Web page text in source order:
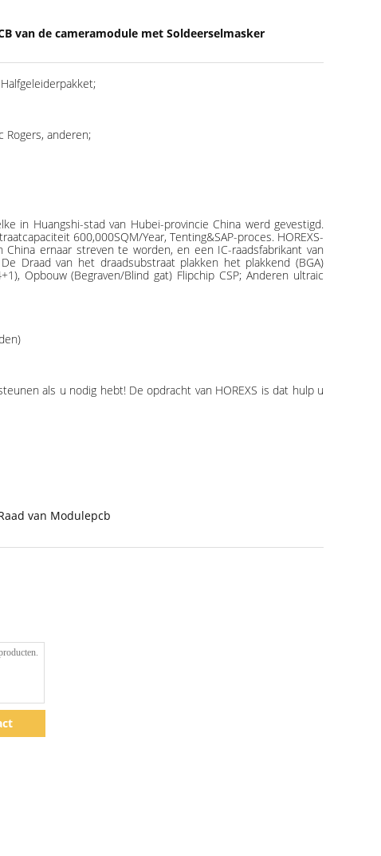
van de cameramodule met Soldeerselmasker
Rogers, anderen;
in Huangshi-stad van Hubei-provincie China werd gevestigd.
600,000SQM/Year, Tenting&SAP-proces. HOREXS-
ernaar streven te worden, en een IC-raadsfabrikant van
Draad van het draadsubstraat plakken het plakkend (BGA)
Opbouw (Begraven/Blind gat) Flipchip CSP; Anderen ultraic
als u nodig hebt! De opdracht van HOREXS is dat hulp u
van Modulepcb